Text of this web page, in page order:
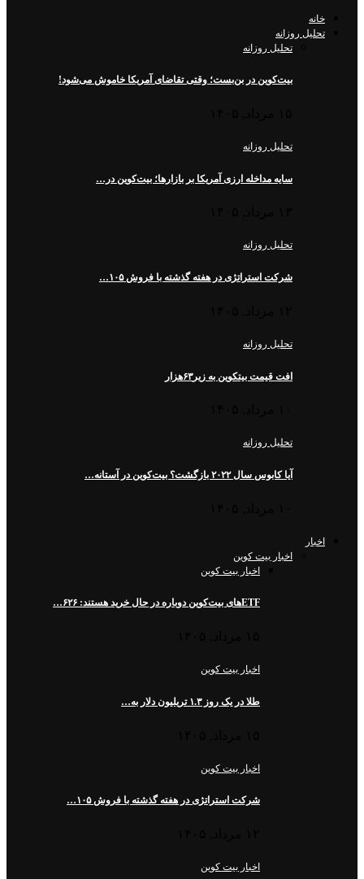
خانه
تحلیل روزانه
تحلیل روزانه
بیت‌کوین در بن‌بست؛ وقتی تقاضای آمریکا خاموش می‌شود!
تحلیل روزانه
سایه مداخله ارزی آمریکا بر بازارها؛ بیت‌کوین در…
تحلیل روزانه
شرکت استراتژی در هفته گذشته با فروش ۱۰۵…
تحلیل روزانه
افت قیمت بیتکوین به زیر۶۳هزار
تحلیل روزانه
آیا کابوس سال ۲۰۲۲ بازگشت؟ بیت‌کوین در آستانه…
اخبار
اخبار بیت کوین
اخبار بیت کوین
ETFهای بیت‌کوین دوباره در حال خرید هستند: ۶۲۶…
اخبار بیت کوین
طلا در یک روز ۱.۳ تریلیون دلار به…
اخبار بیت کوین
شرکت استراتژی در هفته گذشته با فروش ۱۰۵…
اخبار بیت کوین